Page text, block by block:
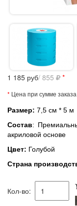
1 185 руб/ 855 *
* Цена при сумме
Размер: 7,5 см * 5 м
Состав:
акриловой основе
Цвет: Голубой
Страна
Кол-во: